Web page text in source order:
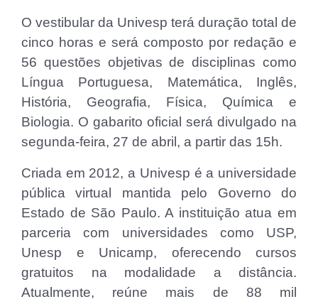
O vestibular da Univesp terá duração total de
cinco horas e será composto por redação e
56 questões objetivas de disciplinas como
Língua Portuguesa, Matemática, Inglês,
História, Geografia, Física, Química e
Biologia. O gabarito oficial será divulgado na
segunda-feira, 27 de abril, a partir das 15h.
Criada em 2012, a Univesp é a universidade
pública virtual mantida pelo Governo do
Estado de São Paulo. A instituição atua em
parceria com universidades como USP,
Unesp e Unicamp, oferecendo cursos
gratuitos na modalidade a distância.
Atualmente, reúne mais de 88 mil